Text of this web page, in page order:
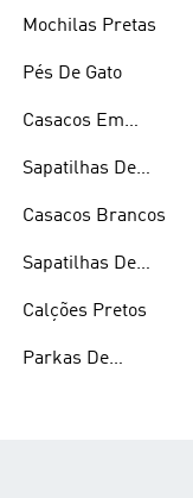
Mochilas Pretas
Pés De Gato
Casacos Em
Sapatilhas De
Casacos Brancos
Sapatilhas De
Calções Pretos
Parkas De